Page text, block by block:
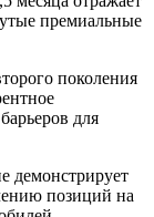
премиальные
поколения
для
демонстрирует
позиций на